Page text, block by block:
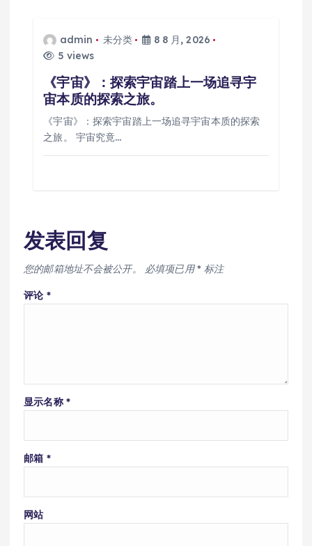
admin 未分类
8 8 月, 2026
5 views
《宇宙》：探索宇宙踏上一场追寻宇
宙本质的探索之旅。
《宇宙》：探索宇宙踏上一场追寻宇宙本质的探索
之旅。 宇宙究竟…
发表回复
您的邮箱地址不会被公开。 必填项已用* 标注
评论 *
显示名称 *
邮箱 *
网站